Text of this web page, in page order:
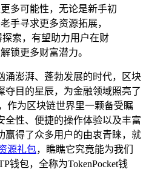
多可能性，无论是新手初
手寻求更多资源拓展，
索，有望助力用户在财
锁更多财富潜力。
涌澎湃、蓬勃发展的时代，区块
夺目的星辰，为金融领域照亮了
作为区块链世界里一颗备受瞩
全性、便捷的操作体验以及丰富
赢得了众多用户的由衷青睐，就
源礼包，瞧瞧它究竟能为我们
钱包，全称为TokenPocket钱